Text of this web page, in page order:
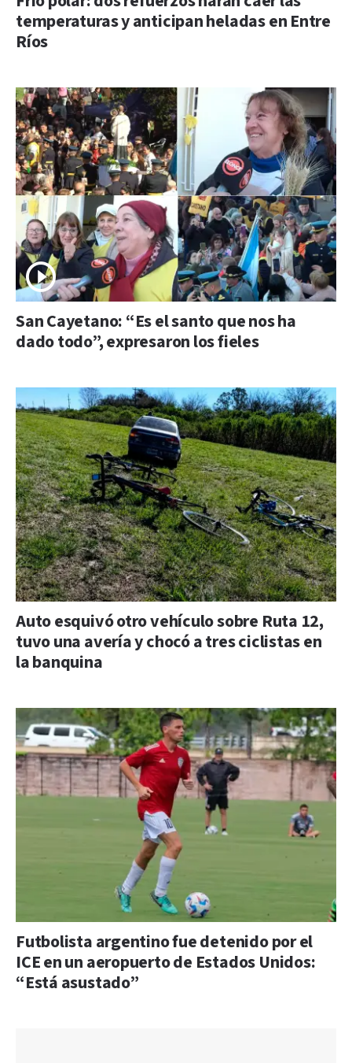
temperaturas y anticipan heladas en Entre
Ríos
San Cayetano: “Es el santo que nos ha
dado todo”, expresaron los fieles
Auto esquivó otro vehículo sobre Ruta 12,
tuvo una avería y chocó a tres ciclistas en
la banquina
Futbolista argentino fue detenido por el
ICE en un aeropuerto de Estados Unidos:
“Está asustado”